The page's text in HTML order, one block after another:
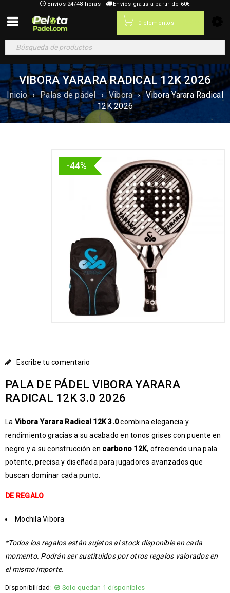
Envíos 24/48 horas | Envíos gratis a partir de 60€
0 elementos -
VIBORA YARARA RADICAL 12K 2026
Inicio › Palas de pádel › Vibora › Vibora Yarara Radical
12K 2026
-44%
Escribe tu comentario
PALA DE PÁDEL VIBORA YARARA
RADICAL 12K 3.0 2026
La Vibora Yarara Radical 12K 3.0combina elegancia y
rendimiento gracias a su acabado en tonos grises con puente en
negro y a su construcción en carbono 12K, ofreciendo una pala
potente, precisa y diseñada para jugadores avanzados que
buscan dominar cada punto.
DE REGALO
Mochila Vibora
*Todos los regalos están sujetos al stock disponible en cada
momento. Podrán ser sustituidos por otros regalos valorados en
el mismo importe.
Disponibilidad: Solo quedan 1 disponibles